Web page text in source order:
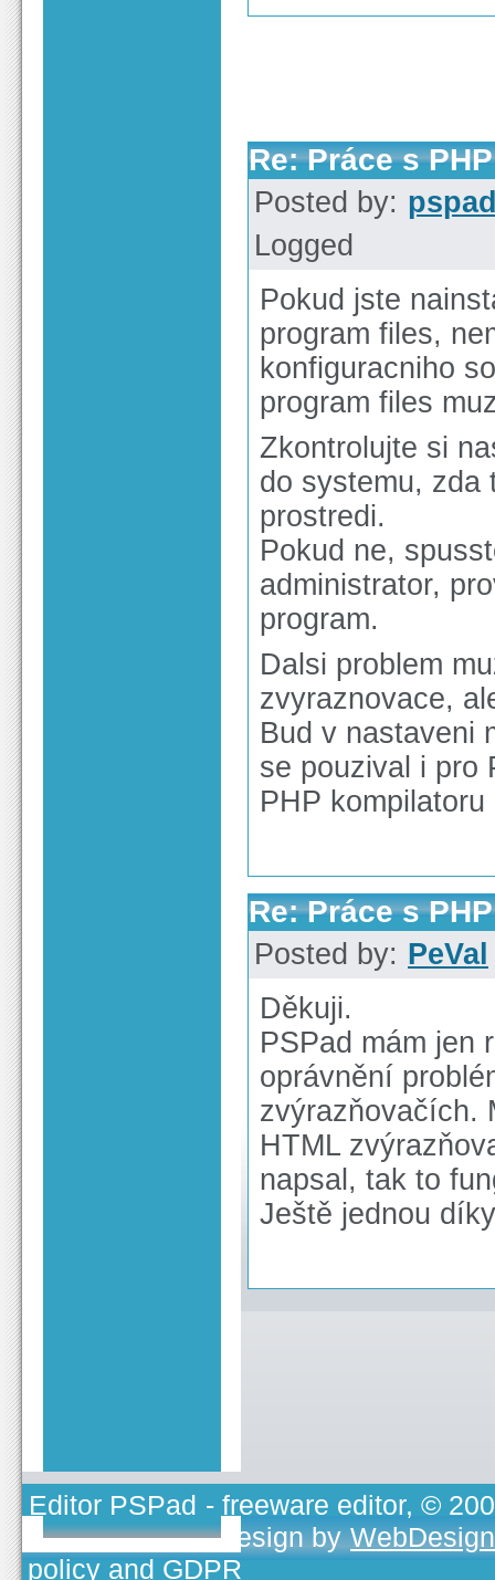
Re: Práce s PHP
Posted by:
Logged
Pokud jste
program files,
konfiguracniho
program files
Zkontrolujte si
do systemu, zda
prostredi.
Pokud ne,
administrator,
program.
Dalsi problem
zvyraznovace,
Bud v nastaveni
se pouzival i pro
PHP
Re: Práce s PHP
Posted by: PeVal
Děkuji.
PSPad mám jen
oprávnění
zvýrazňovačích.
HTML
napsal, tak to
Ještě jednou
Editor PSPad - freeware editor, ©
TOJEONO.CZ, design by
policy and GDPR